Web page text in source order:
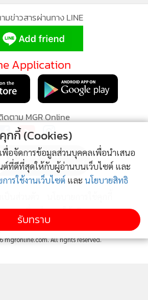
ถทยอยปรับตัวขึ้นจากโซน 1,945
บ 1,955 ดอลลาร์ต่อออนซ์ได้อีกครั้ง ซึ่ง
ดบางส่วนอาจทยอยขายทำกำไรทองคำ
าวอาจช่วยหนุนการแข็งค่าขึ้นของเงิน
าดจะรอจับตารายงานอัตราเงินเฟ้อ CPI
มแตกต่างจากตัวเลขคาดการณ์ก่อนหน้า
เฟ้อพื้นฐาน Core CPI ของยูโรโซนยัง
อาจสะท้อนว่า ECB ยังมีโอกาสเดิน
เป็น ทั้งนี้ เรามองว่า ECB อาจจบรอบ
งจากภาพรวมเศรษฐกิจมีแนวโน้มชะลอ
ลให้อัตราเงินเฟ้อทยอยชะลอตัวลงกลับ
ะ SME ใช้ข้อมูลธุรกิจคุมเกม เพิ่ม
เชื่อ
วชนสร้างนวัตกรรมชุมชน ผ่านเวที "ฮัก
ทีม Jernae จุฬาฯ คว้าแชมป์ ใช้ AI
สูญหาย
ข่าวอื่นในหมวด
กกี้ (Cookies)
พื่อจัดการข้อมูลส่วนบุคคลเพื่อนำเสนอ
ที่ดีที่สุดให้กับผู้อ่านบนเว็บไซต์ และ
การใช้งานเว็บไซต์ และ นโยบายสิทธิ
รับทราบ